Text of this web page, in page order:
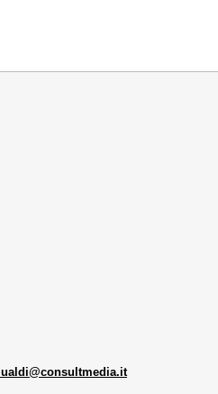
lualdi@consultmedia.it